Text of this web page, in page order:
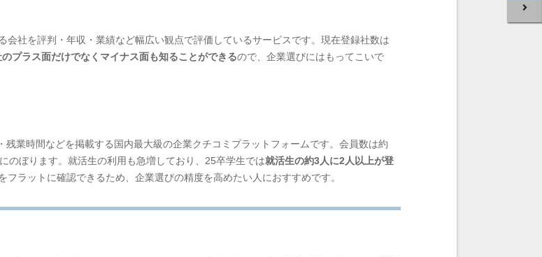
会社を評判・年収・業績など幅広い観点で評価しているサービスです。現在登録社数は
プラス面だけでなくマイナス面も知ることができるので、企業選びにはもってこいで
業時間などを掲載する国内最大級の企業クチコミプラットフォームです。会員数は約
のぼります。就活生の利用も急増しており、25卒学生では就活生の約3人に2人以上が登
ラットに確認できるため、企業選びの精度を高めたい人におすすめです。